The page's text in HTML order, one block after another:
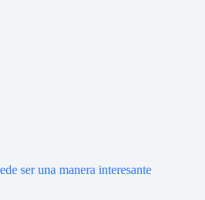
ser una manera interesante